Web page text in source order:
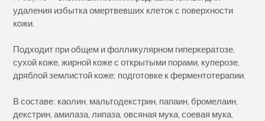
удаления избытка омертвевших клеток с поверхности
кожи.
Подходит при общем и фолликулярном гиперкератозе,
сухой коже, жирной коже с открытыми порами, куперозе,
дряблой землистой коже; подготовке к ферментотерапии.
В составе: каолин, мальтодекстрин, папаин, бромелаин,
декстрин, амилаза, липаза, овсяная мука, соевая мука,